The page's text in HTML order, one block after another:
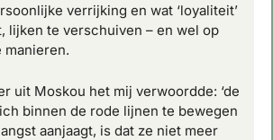
verrijking en wat ‘loyaliteit’
lijken te verschuiven – en wel op
manieren.
uit Moskou het mij verwoordde: ‘de
binnen de rode lijnen te bewegen
aanjaagt, is dat ze niet meer